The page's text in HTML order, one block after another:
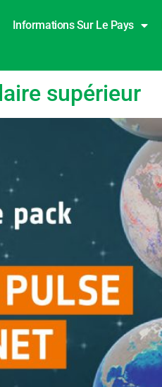
Informations Sur Le Pays
supérieur